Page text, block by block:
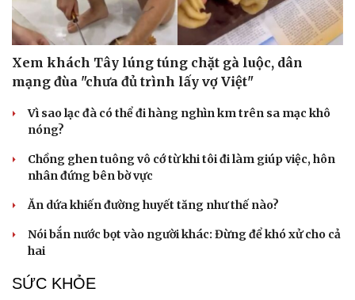
Tư vấn
Săn Tour
check-in
Câu chuyện thời sự
Xem khách Tây lúng túng chặt gà luộc, dân
mạng đùa "chưa đủ trình lấy vợ Việt"
Vì sao lạc đà có thể đi hàng nghìn km trên sa mạc khô
nóng?
Chồng ghen tuông vô cớ từ khi tôi đi làm giúp việc, hôn
nhân đứng bên bờ vực
Ăn dứa khiến đường huyết tăng như thế nào?
Nói bắn nước bọt vào người khác: Đừng để khó xử cho cả
hai
SỨC KHỎE